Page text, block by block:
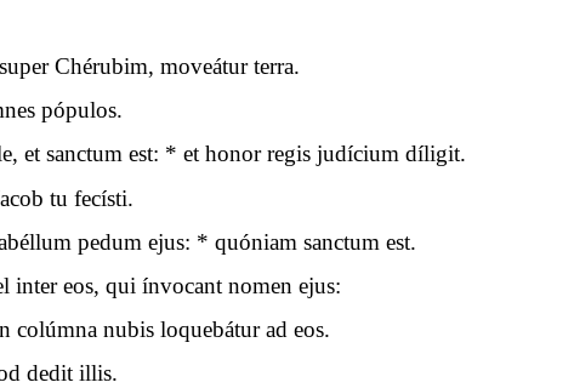
Chérubim, moveátur terra.
pópulos.
et sanctum est: * et honor regis judícium díligit.
tu fecísti.
pedum ejus: * quóniam sanctum est.
inter eos, qui ínvocant nomen ejus:
colúmna nubis loquebátur ad eos.
dedit illis.